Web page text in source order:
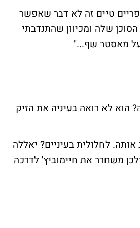
טיים זה לא דבר שאפשר
שלה ומכיוון שהתנדבתי
מאסטר שף..."
הוא לא רואה בעיניה את הזיק
לחלולית בעיניים? יאללה
משחרר את חיימוביץ' לדרכה